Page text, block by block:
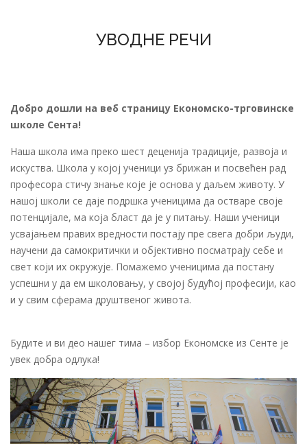
УВОДНЕ РЕЧИ
Добро дошли на веб страницу Економско-трговинске
школе Сента!
Наша школа има преко шест деценија традиције, развоја и
искуства. Школа у којој ученици уз брижан и посвећен рад
професора стичу знање које је основа у даљем животу. У
нашој школи се даје подршка ученицима да остваре своје
потенцијале, ма која бласт да је у питању. Наши ученици
усвајањем правих вредности постају пре свега добри људи,
научени да самокритички и објективно посматрају себе и
свет који их окружује. Помажемо ученицима да постану
успешни у да ем школовању, у својој будућој професији, као
и у свим сферама друштвеног живота.
Будите и ви део нашег тима – избор Економске из Сенте је
увек добра одлука!